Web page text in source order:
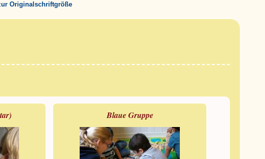
Originalschriftgröße
Blaue Gruppe